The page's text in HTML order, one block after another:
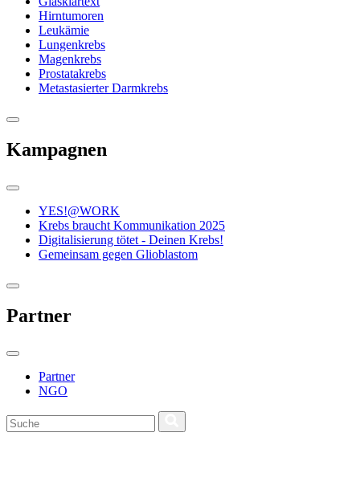
Hirntumoren
Leukämie
Lungenkrebs
Magenkrebs
Prostatakrebs
Metastasierter Darmkrebs
Kampagnen
YES!@WORK
Krebs braucht Kommunikation 2025
Digitalisierung tötet - Deinen Krebs!
Gemeinsam gegen Glioblastom
Partner
Partner
NGO